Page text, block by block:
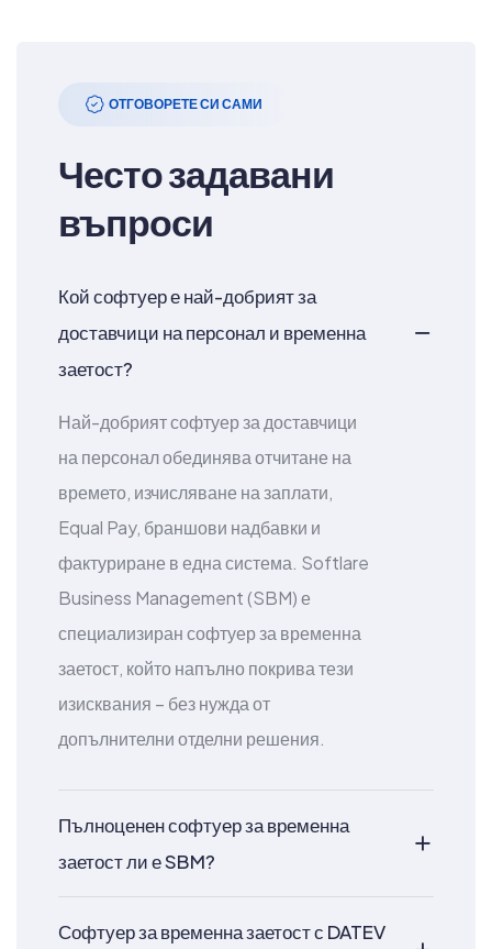
ОТГОВОРЕТЕ СИ САМИ
Често задавани
въпроси
Кой софтуер е най-добрият за
доставчици на персонал и временна
заетост?
Най-добрият софтуер за доставчици
на персонал обединява отчитане на
времето, изчисляване на заплати,
Equal Pay, браншови надбавки и
фактуриране в една система. Softlare
Business Management (SBM) е
специализиран софтуер за временна
заетост, който напълно покрива тези
изисквания – без нужда от
допълнителни отделни решения.
Пълноценен софтуер за временна
заетост ли е SBM?
Софтуер за временна заетост с DATEV